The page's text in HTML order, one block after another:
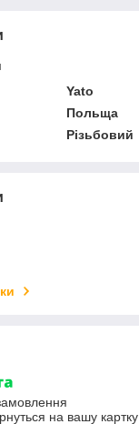
Yato
Польща
Різьбовий
на вашу картку